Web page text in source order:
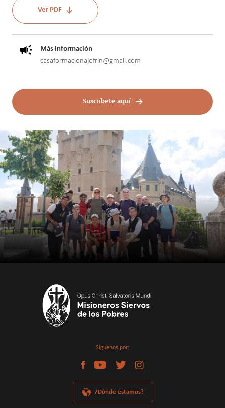
Ver PDF
Más información
casaformacionajofrin@gmail.com
Suscríbete aquí
Síguenos por:
¿Dónde estamos?